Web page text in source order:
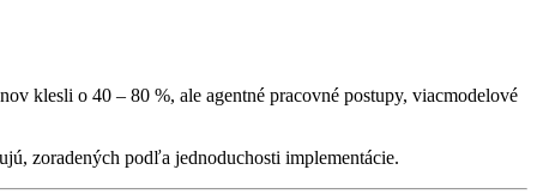
klesli o 40 – 80 %, ale agentné pracovné postupy, viacmodelové
zoradených podľa jednoduchosti implementácie.